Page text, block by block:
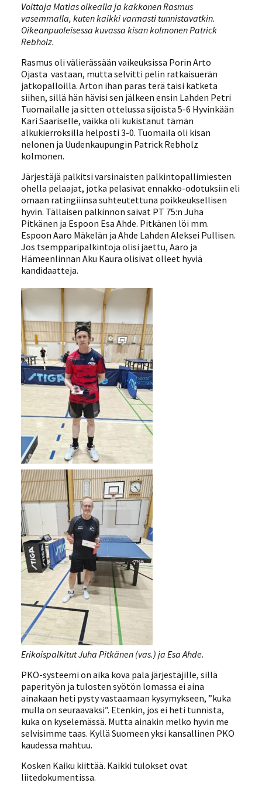
Voittaja Matias oikealla ja kakkonen Rasmus
vasemmalla, kuten kaikki varmasti tunnistavatkin.
Oikeanpuoleisessa kuvassa kisan kolmonen Patrick
Rebholz.
Rasmus oli välierässään vaikeuksissa Porin Arto
Ojasta vastaan, mutta selvitti pelin ratkaisuerän
jatkopalloilla. Arton ihan paras terä taisi katketa
siihen, sillä hän hävisi sen jälkeen ensin Lahden Petri
Tuomailalle ja sitten ottelussa sijoista 5-6 Hyvinkään
Kari Saariselle, vaikka oli kukistanut tämän
alkukierroksilla helposti 3-0. Tuomaila oli kisan
nelonen ja Uudenkaupungin Patrick Rebholz
kolmonen.
Järjestäjä palkitsi varsinaisten palkintopallimiesten
ohella pelaajat, jotka pelasivat ennakko-odotuksiin eli
omaan ratingiiinsa suhteutettuna poikkeuksellisen
hyvin. Tällaisen palkinnon saivat PT 75:n Juha
Pitkänen ja Espoon Esa Ahde. Pitkänen löi mm.
Espoon Aaro Mäkelän ja Ahde Lahden Aleksei Pullisen.
Jos tsempparipalkintoja olisi jaettu, Aaro ja
Hämeenlinnan Aku Kaura olisivat olleet hyviä
kandidaatteja.
Erikoispalkitut Juha Pitkänen (vas.) ja Esa Ahde.
PKO-systeemi on aika kova pala järjestäjille, sillä
paperityön ja tulosten syötön lomassa ei aina
ainakaan heti pysty vastaamaan kysymykseen, ”kuka
mulla on seuraavaksi”. Etenkin, jos ei heti tunnista,
kuka on kyselemässä. Mutta ainakin melko hyvin me
selvisimme taas. Kyllä Suomeen yksi kansallinen PKO
kaudessa mahtuu.
Kosken Kaiku kiittää. Kaikki tulokset ovat
liitedokumentissa.